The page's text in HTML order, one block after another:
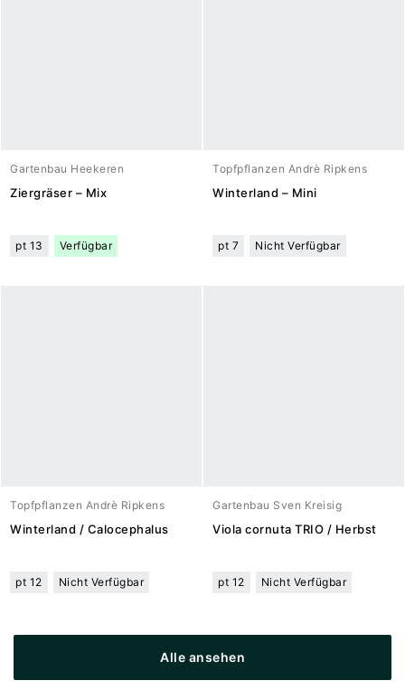
Gartenbau Heekeren
Ziergräser – Mix
pt 13 Verfügbar
Topfpflanzen Andrè Ripkens
Winterland – Mini
pt 7 Nicht Verfügbar
Topfpflanzen Andrè Ripkens
Winterland / Calocephalus
pt 12 Nicht Verfügbar
Gartenbau Sven Kreisig
Viola cornuta TRIO / Herbst
pt 12 Nicht Verfügbar
Alle ansehen